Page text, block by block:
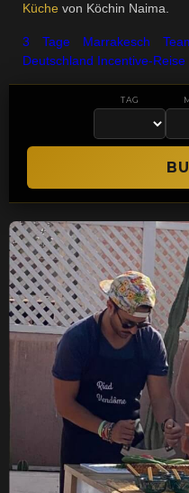
Küche von Köchin Naima.
3 Tage Marrakesch
Deutschland Incentive-Reise
TAG